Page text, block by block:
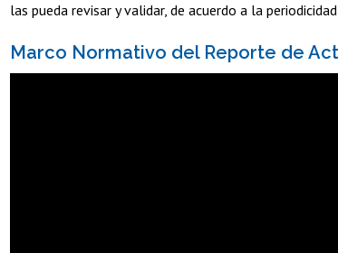
las pueda revisar y validar, de acuerdo a la
Marco Normativo del Reporte de